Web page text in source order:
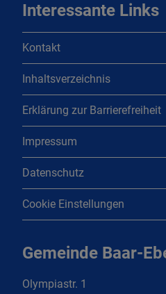
Interessante Links
Kontakt
Inhaltsverzeichnis
Erklärung zur Barrierefreiheit
Impressum
Datenschutz
Cookie Einstellungen
Gemeinde Baar-
Olympiastr. 1